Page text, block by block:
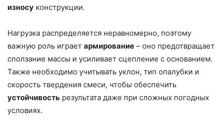
износу конструкции.
Нагрузка распределяется неравномерно, поэтому
важную роль играет армирование – оно предотвращает
сползание массы и усиливает сцепление с основанием.
Также необходимо учитывать уклон, тип опалубки и
скорость твердения смеси, чтобы обеспечить
устойчивость результата даже при сложных погодных
условиях.